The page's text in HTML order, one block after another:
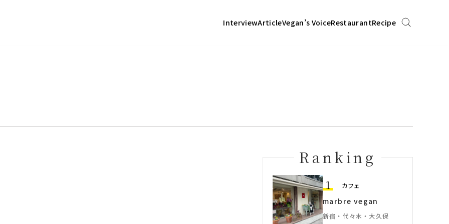
InterviewArticleVegan’s VoiceRestaurantRecipe
Ranking
1 カフェ
marbre vegan
新宿・代々木・大久保